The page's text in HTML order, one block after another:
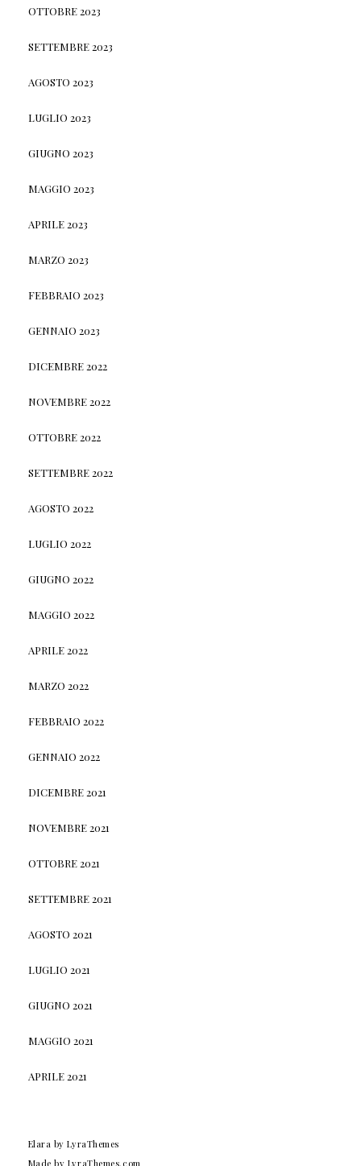
OTTOBRE 2023
SETTEMBRE 2023
AGOSTO 2023
LUGLIO 2023
GIUGNO 2023
MAGGIO 2023
APRILE 2023
MARZO 2023
FEBBRAIO 2023
GENNAIO 2023
DICEMBRE 2022
NOVEMBRE 2022
OTTOBRE 2022
SETTEMBRE 2022
AGOSTO 2022
LUGLIO 2022
GIUGNO 2022
MAGGIO 2022
APRILE 2022
MARZO 2022
FEBBRAIO 2022
GENNAIO 2022
DICEMBRE 2021
NOVEMBRE 2021
OTTOBRE 2021
SETTEMBRE 2021
AGOSTO 2021
LUGLIO 2021
GIUGNO 2021
MAGGIO 2021
APRILE 2021
Elara by LyraThemes
Made by LyraThemes.com